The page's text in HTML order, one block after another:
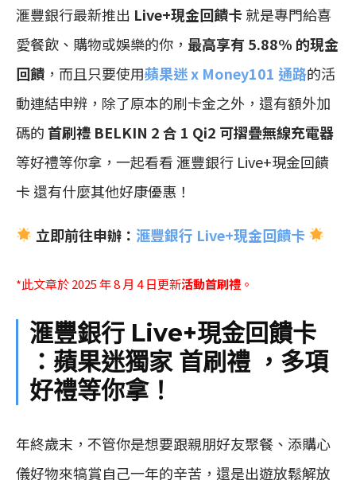
滙豐銀行最新推出 Live+現金回饋卡就是專門給喜
愛餐飲、購物或娛樂的你， 最高享有 5.88% 的現金
回饋 ，而且只要使用蘋果迷 x Money101 通路的活
動連結申辨，除了原本的刷卡金之外，還有額外加
碼的首刷禮 BELKIN 2 合 1 Qi2 可摺疊無線充電器
等好禮等你拿，一起看看 滙豐銀行 Live+現金回饋
卡 還有什麼其他好康優惠！
立即前往申辦： 滙豐銀行 Live+現金回饋卡
*此文章於 2025 年 8 月 4 日更新活動首刷禮 。
滙豐銀行 Live+現金回饋卡
：蘋果迷獨家 首刷禮 ，多項
好禮等你拿！
年終歲末，不管你是想要跟親朋好友聚餐、添購心
儀好物來犒賞自己一年的辛苦，還是出遊放鬆解放